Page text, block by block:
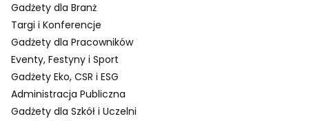
Gadżety dla Branż
Targi i Konferencje
Gadżety dla Pracowników
Eventy, Festyny i Sport
Gadżety Eko, CSR i ESG
Administracja Publiczna
Gadżety dla Szkół i Uczelni